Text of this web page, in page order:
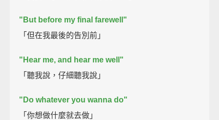
"But before my final farewell"
「但在我最後的告別前」
"Hear me, and hear me well"
「聽我說，仔細聽我說」
"Do whatever you wanna do"
「你想做什麼就去做」